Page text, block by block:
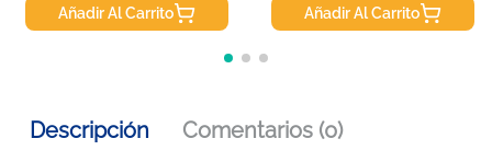
Añadir Al Carrito Añadir Al Carrito
Descripción Comentarios (0)